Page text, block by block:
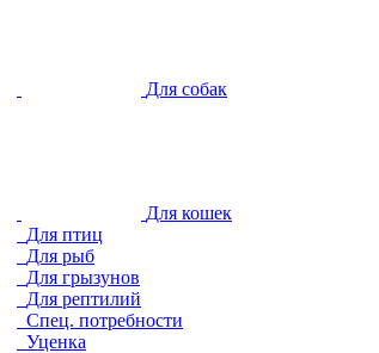
Для собак
Для кошек
Для птиц
Для рыб
Для грызунов
Для рептилий
Спец. потребности
Уценка